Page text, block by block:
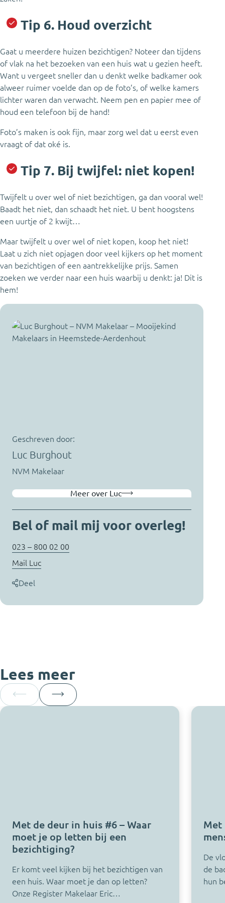
Tip 6. Houd overzicht
Gaat u meerdere huizen bezichtigen? Noteer dan tijdens
of vlak na het bezoeken van een huis wat u gezien heeft.
Want u vergeet sneller dan u denkt welke badkamer ook
alweer ruimer voelde dan op de foto’s, of welke kamers
lichter waren dan verwacht. Neem pen en papier mee of
houd een telefoon bij de hand!
Foto’s maken is ook fijn, maar zorg wel dat u eerst even
vraagt of dat oké is.
Tip 7. Bij twijfel: niet kopen!
Twijfelt u over wel of niet bezichtigen, ga dan vooral wel!
Baadt het niet, dan schaadt het niet. U bent hoogstens
een uurtje of 2 kwijt…
Maar twijfelt u over wel of niet kopen, koop het niet!
Laat u zich niet opjagen door veel kijkers op het moment
van bezichtigen of een aantrekkelijke prijs. Samen
zoeken we verder naar een huis waarbij u denkt: ja! Dit is
hem!
Geschreven door:
Luc Burghout
NVM Makelaar
Meer over Luc
Bel of mail mij voor overleg!
023 – 800 02 00
Mail Luc
Deel
Lees meer
Met de deur in huis #6 – Waar
moet je op letten bij een
bezichtiging?
Er komt veel kijken bij het bezichtigen van
een huis. Waar moet je dan op letten?
Onze Register Makelaar Eric…
Met
De
de
hun